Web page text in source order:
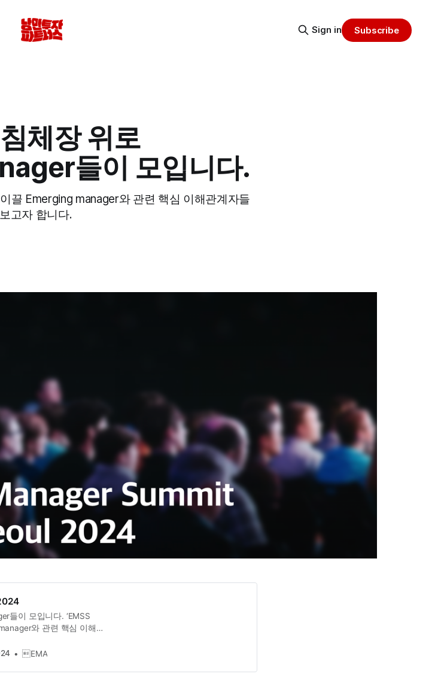
Sign in Subscribe
체장 위로
들이 모입니다.
끌 Emerging manager와 관련 핵심 이해관계자들
고자 합니다.
들이 모입니다. ‘EMSS
와 관련 핵심 이해
EMA